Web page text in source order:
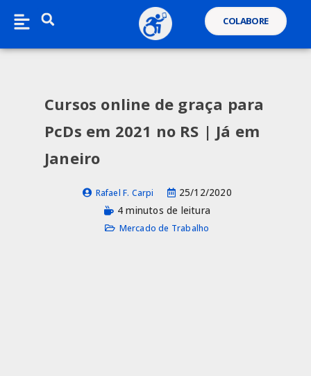
COLABORE
Cursos online de graça para
PcDs em 2021 no RS | Já em
Janeiro
Rafael F. Carpi
25/12/2020
4 minutos de leitura
Mercado de Trabalho